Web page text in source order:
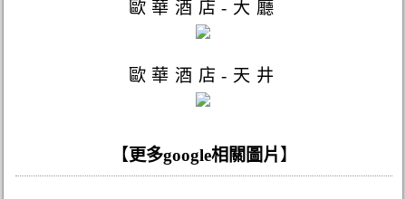
歐華酒店-大廳
歐華酒店-天井
【更多google相關圖片】